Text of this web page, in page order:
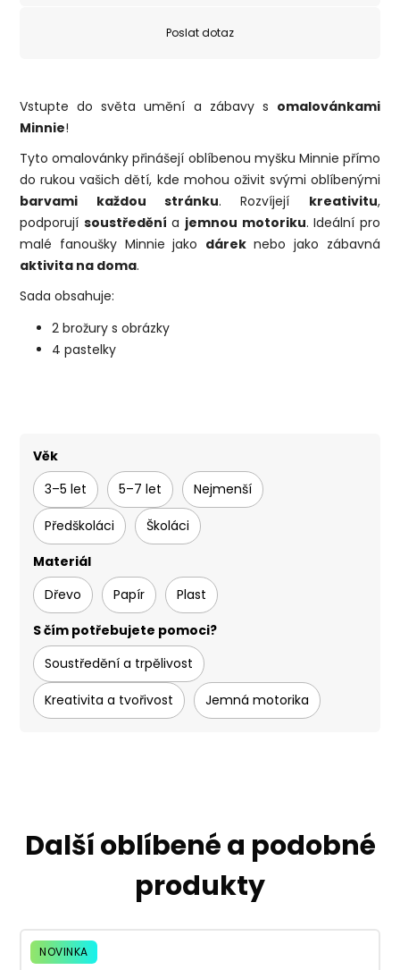
Poslat dotaz
Vstupte do světa umění a zábavy s omalovánkami
Minnie!
Tyto omalovánky přinášejí oblíbenou myšku Minnie přímo
do rukou vašich dětí, kde mohou oživit svými oblíbenými
barvami každou stránku. Rozvíjejí kreativitu,
podporují soustředění a jemnou motoriku. Ideální pro
malé fanoušky Minnie jako dáreknebo jako zábavná
aktivita na doma.
Sada obsahuje:
2 brožury s obrázky
4 pastelky
Věk
3–5 let
5–7 let Nejmenší
Předškoláci
Školáci
Materiál
Dřevo
Papír
Plast
S čím potřebujete pomoci?
Soustředění a trpělivost
Kreativita a tvořivost Jemná motorika
Další oblíbené a podobné
produkty
NOVINKA